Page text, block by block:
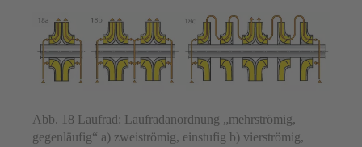
Abb. 18 Laufrad: Laufradanordnung „mehrströmig,
gegenläufig“ a) zweiströmig, einstufig b) vierströmig,